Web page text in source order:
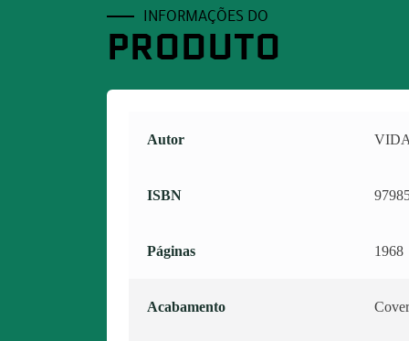
INFORMAÇÕES DO
PRODUTO
Autor
ISBN
Páginas 1968
Acabamento